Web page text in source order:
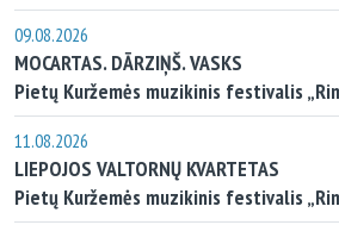
09.08.2026
MOCARTAS. DĀRZIŅŠ. VASKS
Pietų Kuržemės muzikinis festivalis
11.08.2026
LIEPOJOS VALTORNŲ KVARTETAS
Pietų Kuržemės muzikinis festivalis